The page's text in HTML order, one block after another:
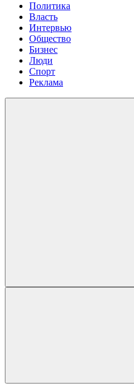
Политика
Власть
Интервью
Общество
Бизнес
Люди
Спорт
Реклама